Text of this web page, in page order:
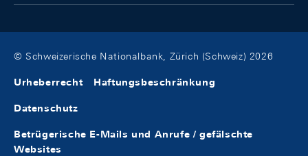
© Schweizerische Nationalbank, Zürich (Schweiz) 2026
Urheberrecht Haftungsbeschränkung
Datenschutz
Betrügerische E-Mails und Anrufe / gefälschte
Websites